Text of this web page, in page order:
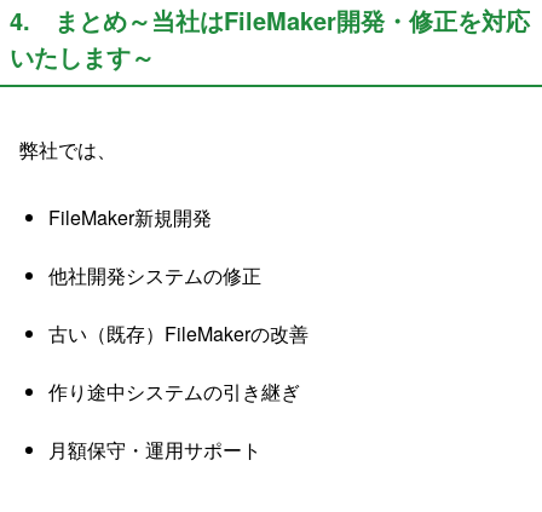
4. まとめ～当社はFileMaker開発・修正を対応
いたします～
弊社では、
FileMaker新規開発
他社開発システムの修正
古い（既存）FileMakerの改善
作り途中システムの引き継ぎ
月額保守・運用サポート